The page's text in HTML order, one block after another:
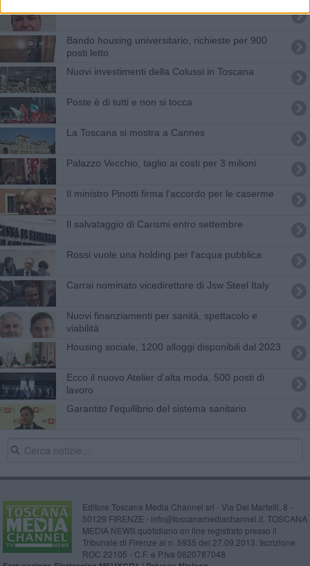
Bando housing universitario, richieste per 900
posti letto
Nuovi investimenti della Colussi in Toscana
Poste è di tutti e non si tocca
La Toscana si mostra a Cannes
Palazzo Vecchio, taglio ai costi per 3 milioni
Il ministro Pinotti firma l'accordo per le caserme
Il salvataggio di Carismi entro settembre
Rossi vuole una holding per l'acqua pubblica
Carrai nominato vicedirettore di Jsw Steel Italy
Nuovi finanziamenti per sanità, spettacolo e
viabilità
Housing sociale, 1200 alloggi disponibili dal 2023
Ecco il nuovo Atelier d'alta moda, 500 posti di
lavoro
Garantito l'equilibrio del sistema sanitario
Editore Toscana Media Channel srl - Via Dei Martelli, 8 -
50129 FIRENZE - info@toscanamediachannel.it. TOSCANA
MEDIA NEWS quotidiano on line registrato presso il
Tribunale di Firenze al n. 5935 del 27.09.2013. Iscrizione
ROC 22105 - C.F. e P.Iva 0620787048